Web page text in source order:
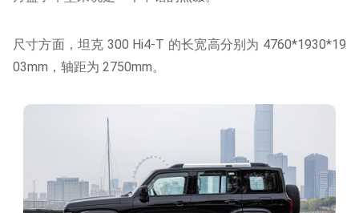
尺寸方面，坦克 300 Hi4-T 的长宽高分别为 4760*1930*19
03mm，轴距为 2750mm。